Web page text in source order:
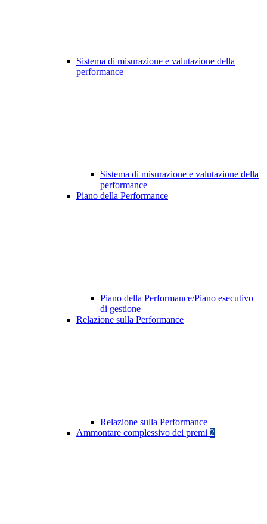
Sistema di misurazione e valutazione della
performance
Sistema di misurazione e valutazione della
performance
Piano della Performance
Piano della Performance/Piano esecutivo
di gestione
Relazione sulla Performance
Relazione sulla Performance
Ammontare complessivo dei premi 2